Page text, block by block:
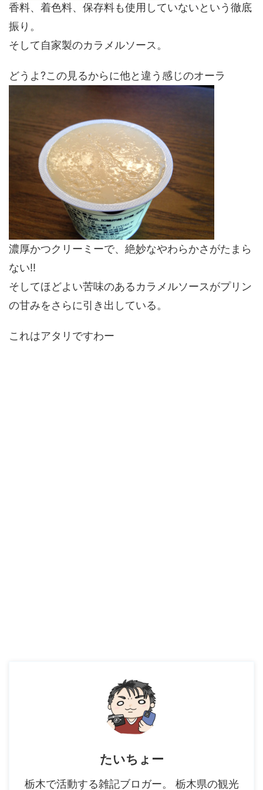
香料、着色料、保存料も使用していないという徹底
振り。
そして自家製のカラメルソース。
どうよ?この見るからに他と違う感じのオーラ
濃厚かつクリーミーで、絶妙なやわらかさがたまら
ない!!
そしてほどよい苦味のあるカラメルソースがプリン
の甘みをさらに引き出している。
これはアタリですわー
たいちょー
栃木で活動する雑記ブロガー。 栃木県の観光